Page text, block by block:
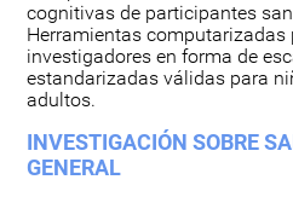
cognitivas de participantes
Herramientas computarizadas
investigadores en forma de
estandarizadas válidas para
adultos.
INVESTIGACIÓN SOBRE
GENERAL